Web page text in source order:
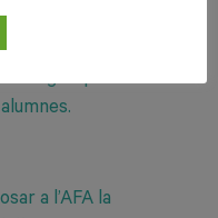
per
a l’AFA la